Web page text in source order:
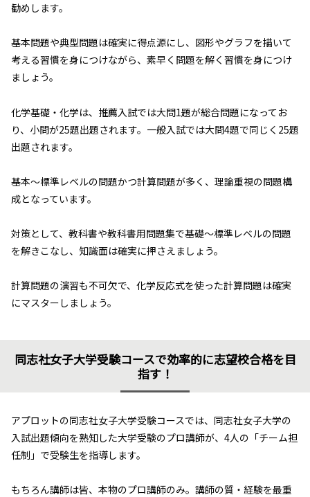
勧めします。
基本問題や典型問題は確実に得点源にし、図形やグラフを描いて
考える習慣を身につけながら、素早く問題を解く習慣を身につけ
ましょう。
化学基礎・化学は、推薦入試では大問1題が総合問題になってお
り、小問が25題出題されます。一般入試では大問4題で同じく25題
出題されます。
基本～標準レベルの問題かつ計算問題が多く、理論重視の問題構
成となっています。
対策として、教科書や教科書用問題集で基礎～標準レベルの問題
を解きこなし、知識面は確実に押さえましょう。
計算問題の演習も不可欠で、化学反応式を使った計算問題は確実
にマスターしましょう。
同志社女子大学受験コースで効率的に志望校合格を目
指す！
アプロットの同志社女子大学受験コースでは、同志社女子大学の
入試出題傾向を熟知した大学受験のプロ講師が、4人の「チーム担
任制」で受験生を指導します。
もちろん講師は皆、本物のプロ講師のみ。講師の質・経験を最重